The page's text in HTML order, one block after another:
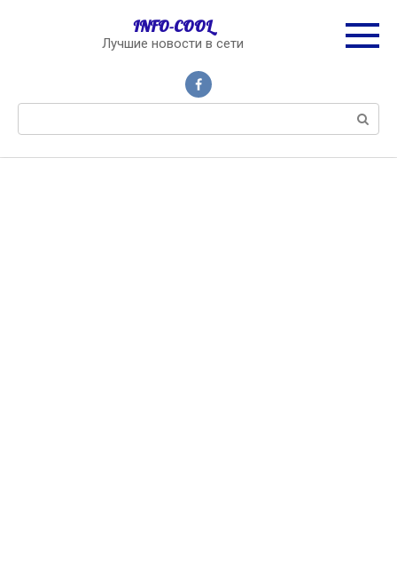
INFO-COOL
Лучшие новости в сети